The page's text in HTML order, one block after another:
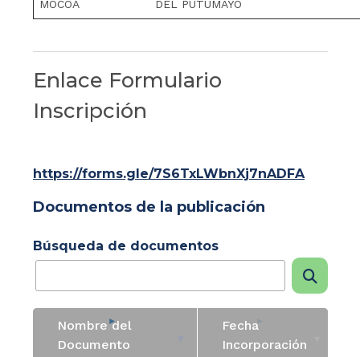
MOCOA
DEL PUTUMAYO
Enlace Formulario
Inscripción
https://forms.gle/7S6TxLWbnXj7nADFA
Documentos de la publicación
Búsqueda de documentos
Nombre del
Documento
Fecha
Incorporación